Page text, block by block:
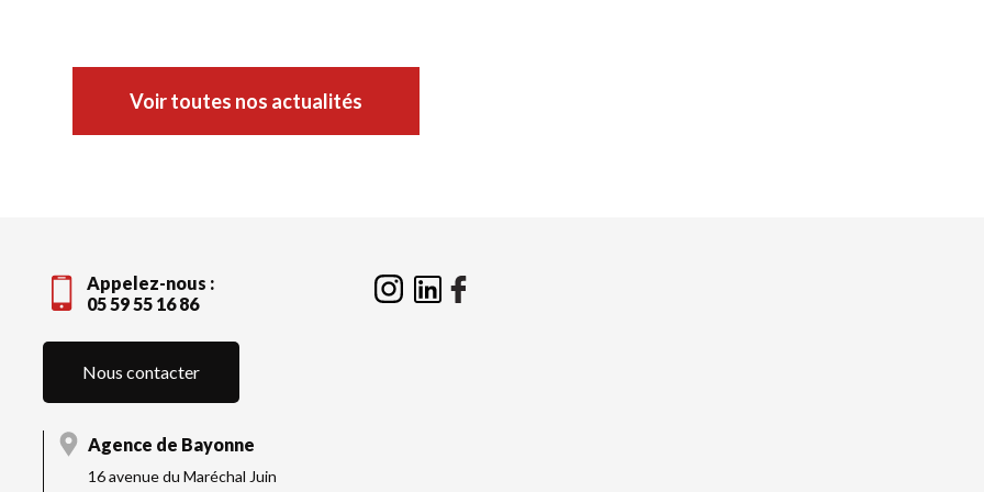
Voir toutes nos actualités
Appelez-nous :
05 59 55 16 86
Nous contacter
Agence de Bayonne
16 avenue du Maréchal Juin